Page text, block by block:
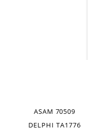
ASAM 70509
DELPHI TA1776